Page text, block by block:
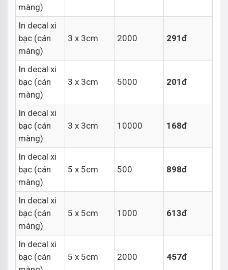
màng)
In decal xi
bạc (cán
màng)
3 x 3cm 2000 291đ
In decal xi
bạc (cán
màng)
3 x 3cm 5000 201đ
In decal xi
bạc (cán
màng)
3 x 3cm 10000 168đ
In decal xi
bạc (cán
màng)
5 x 5cm 500 898đ
In decal xi
bạc (cán
màng)
5 x 5cm 1000 613đ
In decal xi
bạc (cán
5 x 5cm 2000 457đ